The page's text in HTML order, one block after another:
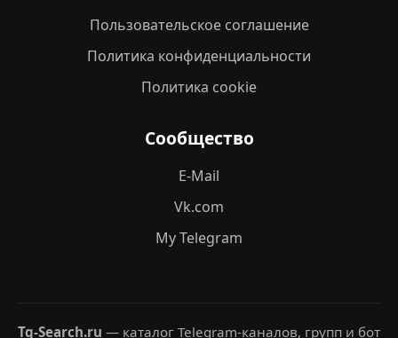
Пользовательское соглашение
Политика конфиденциальности
Политика cookie
Сообщество
E-Mail
Vk.com
My Telegram
Tg-Search.ru — каталог Telegram-каналов, групп и бот